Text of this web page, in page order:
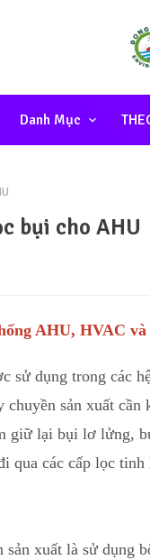
Danh Mục
bụi cho AHU
AHU, HVAC và
dụng trong các
sản xuất
giữ lại bụi lơ lửng,
các cấp lọc tinh
xuất là sử dụng